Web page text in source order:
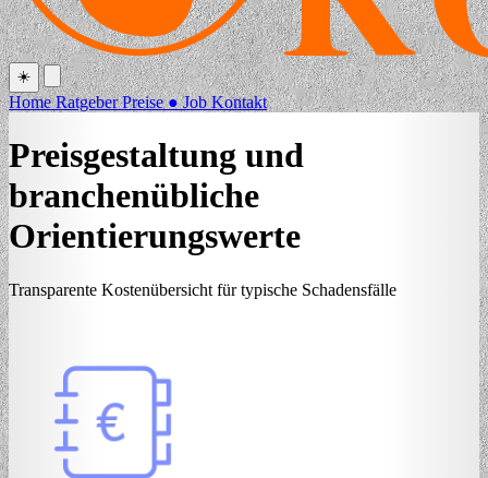
☀️
HomeRatgeberPreise● JobKontakt
Preisgestaltung und
branchenübliche
Orientierungswerte
Transparente Kostenübersicht für typische Schadensfälle